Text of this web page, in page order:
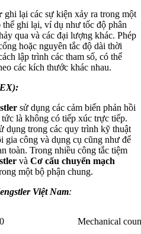
ghi lại các sự kiện xảy ra trong một
ghi lại, ví dụ như tốc độ phân
qua và các đại lượng khác. Phép
hoặc nguyên tắc độ dài thời
lập trình các tham số, có thể
các kích thước khác nhau.
sử dụng các cảm biến phản hồi
là không có tiếp xúc trực tiếp.
dụng trong các quy trình kỹ thuật
gia công và dụng cụ cũng như để
toàn. Trong nhiều công tắc tiệm
và Cơ cấu chuyển mạch
một bộ phận chung.
Việt Nam:
Mechanical